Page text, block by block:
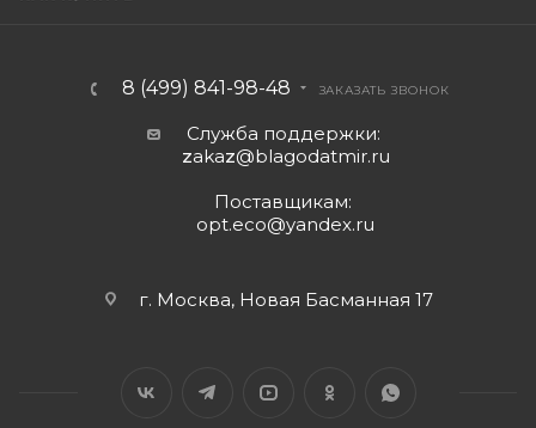
8 (499) 841-98-48 ЗАКАЗАТЬ ЗВОНОК
Служба поддержки:
zakaz@blagodatmir.ru
Поставщикам:
opt.eco@yandex.ru
г. Москва, Новая Басманная 17